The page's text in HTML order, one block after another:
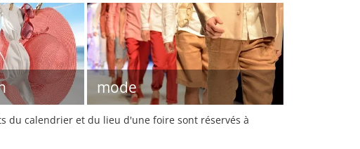
mode
du calendrier et du lieu d'une foire sont réservés à